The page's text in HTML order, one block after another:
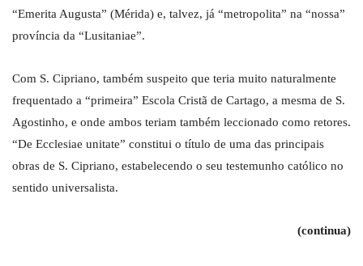
“Emerita Augusta” (Mérida) e, talvez, já “metropolita” na “nossa”
província da “Lusitaniae”.
Com S. Cipriano, também suspeito que teria muito naturalmente
frequentado a “primeira” Escola Cristã de Cartago, a mesma de S.
Agostinho, e onde ambos teriam também leccionado como retores.
“De Ecclesiae unitate” constitui o título de uma das principais
obras de S. Cipriano, estabelecendo o seu testemunho católico no
sentido universalista.
(continua)